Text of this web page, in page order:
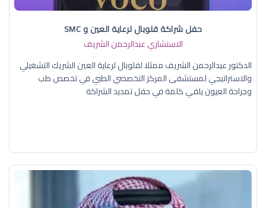
حفل شراكة قلوبال لرعاية العين و SMC
الاستشاري عبدالرحمن الشريف
الدكتور عبدالرحمن الشريف ممثلا لقلوبال لرعاية العين الشريك التشغيلي
والاستراتيجي لمستشفى المركز التخصصي الطبي في تخصص طب
وجراحة العيون يلقي كلمة في حفل تمديد الشراكة